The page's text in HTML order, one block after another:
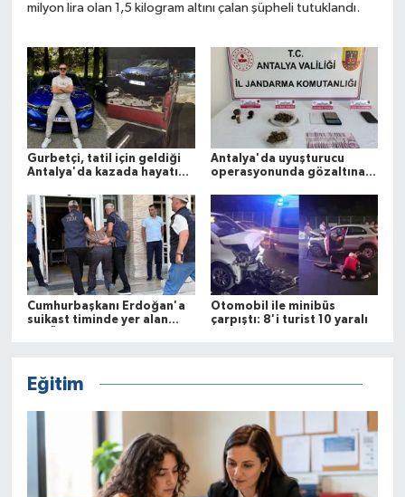
milyon lira olan 1,5 kilogram altını çalan şüpheli tutuklandı.
Gurbetçi, tatil için geldiği
Antalya'da kazada hayatını
Antalya'da uyuşturucu
operasyonunda gözaltına
Cumhurbaşkanı Erdoğan'a
suikast timinde yer alan
Otomobil ile minibüs
çarpıştı: 8'i turist 10 yaralı
Eğitim